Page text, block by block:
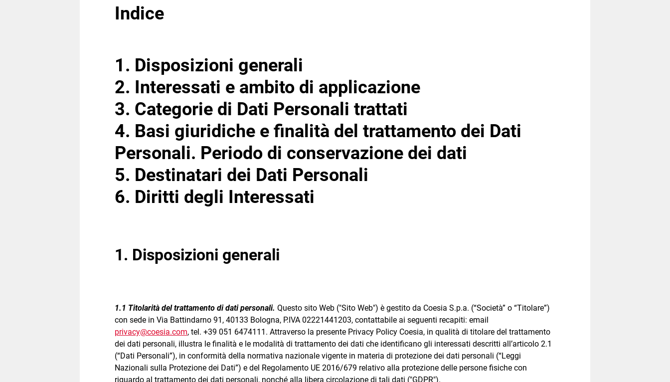
Indice
1. Disposizioni generali
2. Interessati e ambito di applicazione
3. Categorie di Dati Personali trattati
4. Basi giuridiche e finalità del trattamento dei Dati
Personali. Periodo di conservazione dei dati
5. Destinatari dei Dati Personali
6. Diritti degli Interessati
1. Disposizioni generali
1.1 Titolarità del trattamento di dati personali. Questo sito Web ("Sito Web") è gestito da Coesia S.p.a. (“Società” o “Titolare”)
con sede in Via Battindarno 91, 40133 Bologna, P.IVA 02221441203, contattabile ai seguenti recapiti: email
privacy@coesia.com, tel. +39 051 6474111. Attraverso la presente Privacy Policy Coesia, in qualità di titolare del trattamento
dei dati personali, illustra le finalità e le modalità di trattamento dei dati che identificano gli interessati descritti all’articolo 2.1
(“Dati Personali”), in conformità della normativa nazionale vigente in materia di protezione dei dati personali (“Leggi
Nazionali sulla Protezione dei Dati”) e del Regolamento UE 2016/679 relativo alla protezione delle persone fisiche con
riguardo al trattamento dei dati personali, nonché alla libera circolazione di tali dati ("GDPR").